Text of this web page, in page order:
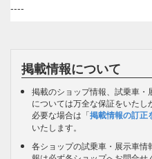
----
掲載情報について
掲載のショップ情報、試乗車
については万全な保証をいた
必要な場合は「掲載情報の訂正
いたします。
各ショップの試乗車・展示車